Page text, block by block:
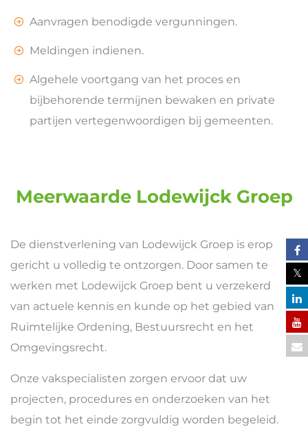
Aanvragen benodigde vergunningen.
Meldingen indienen.
Algehele voortgang van het proces en
bijbehorende termijnen bewaken en private
partijen vertegenwoordigen bij gemeenten.
Meerwaarde Lodewijck Groep
De dienstverlening van Lodewijck Groep is erop
gericht u volledig te ontzorgen. Door samen te
werken met Lodewijck Groep bent u verzekerd
van actuele kennis en kunde op het gebied van
Ruimtelijke Ordening, Bestuursrecht en het
Omgevingsrecht.
Onze vakspecialisten zorgen ervoor dat uw
projecten, procedures en onderzoeken van het
begin tot het einde zorgvuldig worden begeleid.